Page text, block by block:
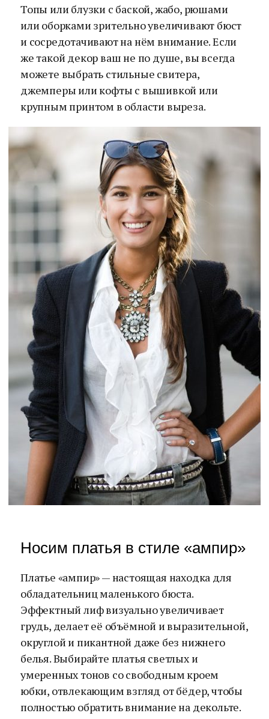
Топы или блузки с баской, жабо, рюшами
или оборками зрительно увеличивают бюст
и сосредотачивают на нём внимание. Если
же такой декор ваш не по душе, вы всегда
можете выбрать стильные свитера,
джемперы или кофты с вышивкой или
крупным принтом в области выреза.
Носим платья в стиле «ампир»
Платье «ампир» — настоящая находка для
обладательниц маленького бюста.
Эффектный лиф визуально увеличивает
грудь, делает её объёмной и выразительной,
округлой и пикантной даже без нижнего
белья. Выбирайте платья светлых и
умеренных тонов со свободным кроем
юбки, отвлекающим взгляд от бёдер, чтобы
полностью обратить внимание на декольте.